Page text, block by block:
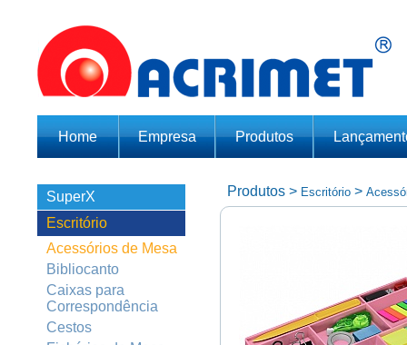
Home Empresa Produtos
SuperX
Escritório
Acessórios de Mesa
Bibliocanto
Caixas para
Correspondência
Cestos
Produtos> Escritório>